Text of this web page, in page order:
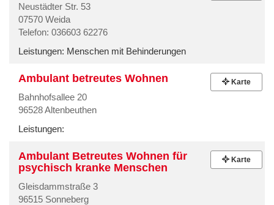
Neustädter Str. 53
07570 Weida
Telefon: 036603 62276
Leistungen: Menschen mit Behinderungen
Ambulant betreutes Wohnen
Bahnhofsallee 20
96528 Altenbeuthen
Leistungen:
Karte
Ambulant Betreutes Wohnen für
psychisch kranke Menschen
Gleisdammstraße 3
96515 Sonneberg
Karte